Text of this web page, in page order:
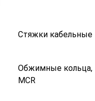
Стяжки кабельные
Обжимные кольца,
MCR